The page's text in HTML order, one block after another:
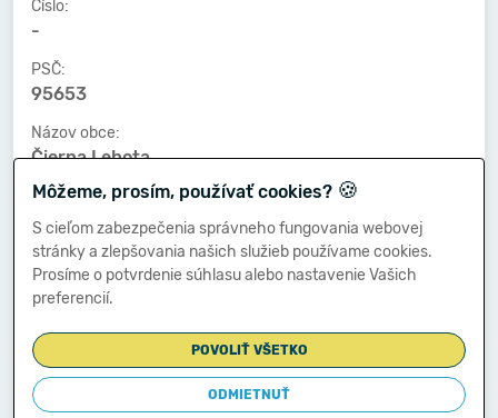
Číslo:
-
PSČ:
95653
Názov obce:
Čierna Lehota
Číslo telefónu:
-
Číslo faxu:
-
-
Môžeme, prosím, používať cookies? 🍪
S cieľom zabezpečenia správneho fungovania webovej
stránky a zlepšovania našich služieb používame cookies.
Prosíme o potvrdenie súhlasu alebo nastavenie Vašich
preferencií.
POVOLIŤ VŠETKO
ODMIETNUŤ